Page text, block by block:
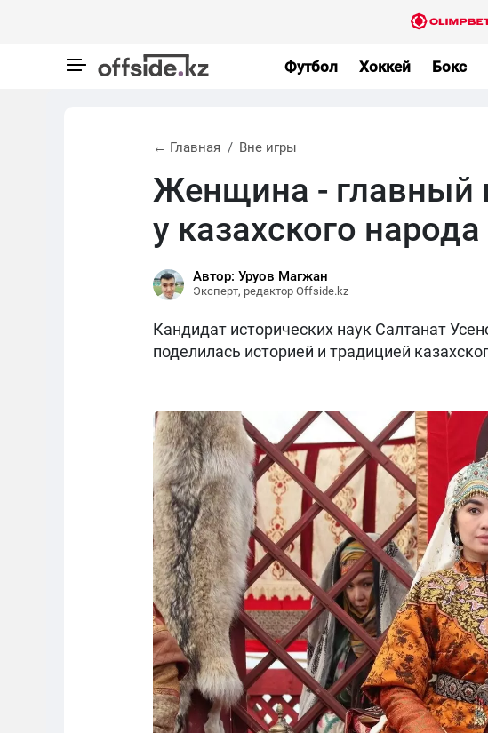
Футбол Хоккей Бокс
← Главная Вне игры
Женщина - главный
у казахского народа
Автор: Уруов Магжан
Эксперт, редактор Offside.kz
Кандидат исторических наук Салтанат
поделилась историей и традицией